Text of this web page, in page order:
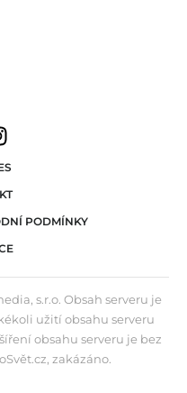
PODMÍNKY
s.r.o. Obsah serveru je
užití obsahu serveru
obsahu serveru je bez
zakázáno.